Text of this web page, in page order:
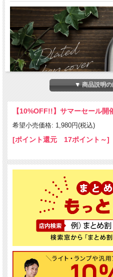
▼ 商品説明
【10%OFF!!】サマーセール開
希望小売価格: 1,980円(税込)
[ポイント還元 17ポイント～]